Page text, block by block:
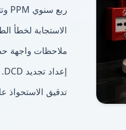
ربع سنوي PPM وتتبع العيوب.
الاستجابة لخطأ
ملاحظات واجهة
إعداد تجديد DCD.
تدقيق الاستحواذ